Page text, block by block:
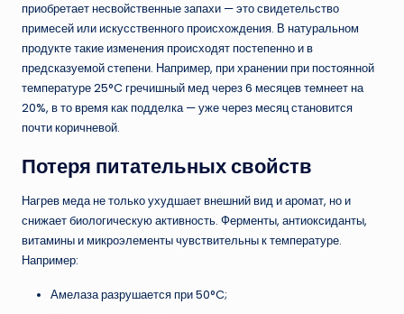
приобретает несвойственные запахи — это свидетельство
примесей или искусственного происхождения. В натуральном
продукте такие изменения происходят постепенно и в
предсказуемой степени. Например, при хранении при постоянной
температуре 25°C гречишный мед через 6 месяцев темнеет на
20%, в то время как подделка — уже через месяц становится
почти коричневой.
Потеря питательных свойств
Нагрев меда не только ухудшает внешний вид и аромат, но и
снижает биологическую активность. Ферменты, антиоксиданты,
витамины и микроэлементы чувствительны к температуре.
Например:
Амелаза разрушается при 50°C;